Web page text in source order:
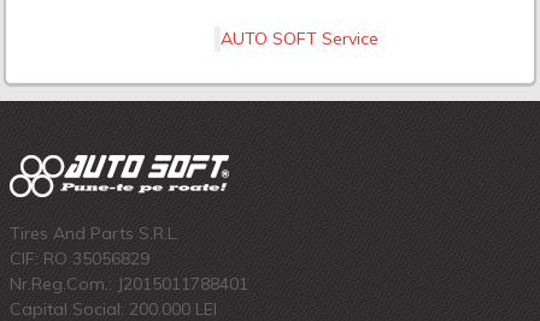
AUTO SOFT Service
Tires And Parts S.R.L.
CIF: RO 35056829
Nr.Reg.Com.: J2015011788401
Capital Social: 200.000 LEI